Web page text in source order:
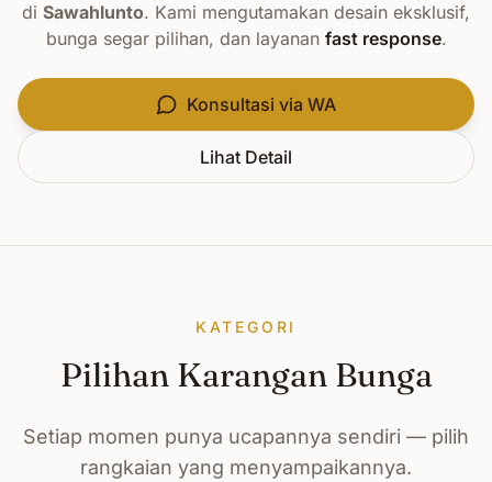
di Sawahlunto. Kami mengutamakan desain eksklusif,
bunga segar pilihan, dan layanan fast response.
Konsultasi via WA
Lihat Detail
KATEGORI
Pilihan Karangan Bunga
Setiap momen punya ucapannya sendiri — pilih
rangkaian yang menyampaikannya.